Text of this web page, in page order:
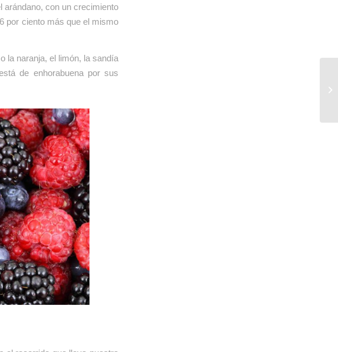
arándano, con un crecimiento
por ciento más que el mismo
la naranja, el limón, la sandía
de enhorabuena por sus